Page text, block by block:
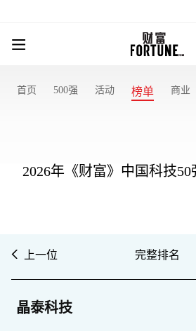
首页 500强 活动 榜单 商业
2026年《财富》中国科技50
上一位 完整排名
晶泰科技